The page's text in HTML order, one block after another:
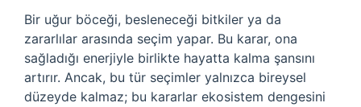
Bir uğur böceği, besleneceği bitkiler ya da
zararlılar arasında seçim yapar. Bu karar, ona
sağladığı enerjiyle birlikte hayatta kalma şansını
artırır. Ancak, bu tür seçimler yalnızca bireysel
düzeyde kalmaz; bu kararlar ekosistem dengesini